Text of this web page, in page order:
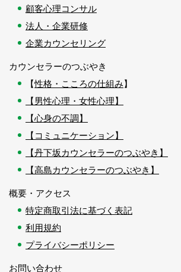
顧客心理コンサル
法人・企業研修
企業カウンセリング
カウンセラーのつぶやき
【性格・こころの仕組み】
【男性心理・女性心理】
【心身の不調】
【コミュニケーション】
【丹下坂カウンセラーのつぶやき】
【高島カウンセラーのつぶやき】
概要・アクセス
特定商取引法に基づく表記
利用規約
プライバシーポリシー
お問い合わせ